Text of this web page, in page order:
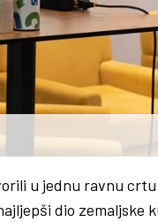
u jednu ravnu
dio zemaljske